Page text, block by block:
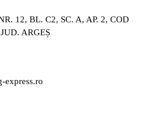
12, BL. C2, SC. A, AP. 2, COD
ARGEȘ
express.ro